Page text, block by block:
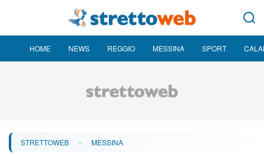
HOME NEWS REGGIO MESSINA SPORT
STRETTOWEB » MESSINA